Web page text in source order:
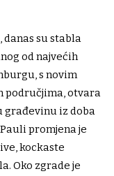
danas su stabla
od najvećih
s novim
područjima, otvara
građevinu iz doba
promjena je
kockaste
Oko zgrade je